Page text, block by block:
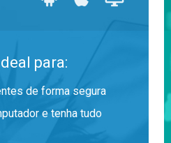
para:
de forma segura
e tenha tudo